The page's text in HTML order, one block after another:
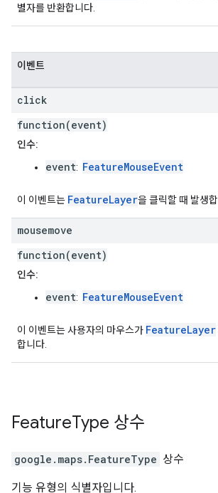
별자를 반환합니다.
이벤트
click
function(event)
인수:
event: FeatureMouseEvent
이 이벤트는 FeatureLayer을 클릭할 때 발생
mousemove
function(event)
인수:
event: FeatureMouseEvent
이 이벤트는 사용자의 마우스가 FeatureLayer
합니다.
FeatureType 상수
google.maps. FeatureType 상수
기능 유형의 식별자입니다.